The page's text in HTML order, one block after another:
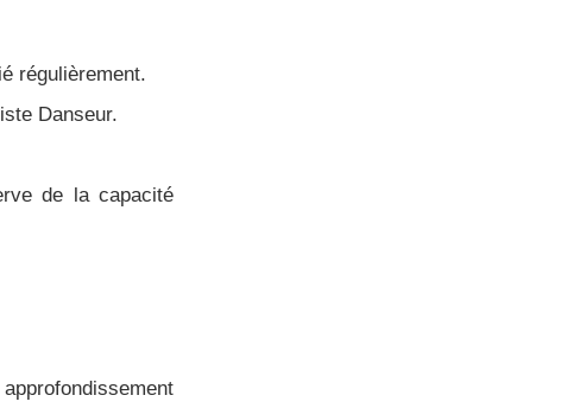
régulièrement.
Danseur.
de la capacité